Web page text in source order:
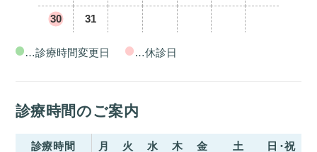
30 31
…診療時間変更日 …休診日
診療時間のご案内
診療時間 月 火 水 木 金 土 日・祝